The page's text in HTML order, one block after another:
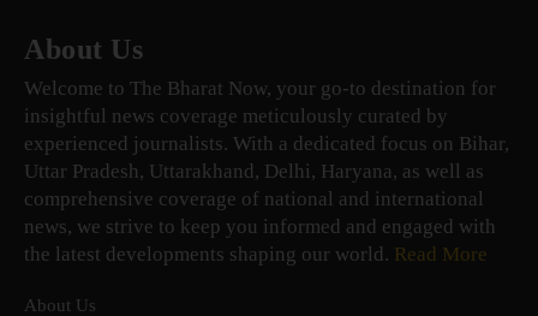
About Us
Welcome to The Bharat Now, your go-to destination for
insightful news coverage meticulously curated by
experienced journalists. With a dedicated focus on Bihar,
Uttar Pradesh, Uttarakhand, Delhi, Haryana, as well as
comprehensive coverage of national and international
news, we strive to keep you informed and engaged with
the latest developments shaping our world. Read More
About Us